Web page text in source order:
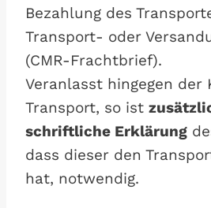
Bezahlung des
Transport- oder
(CMR-Frachtbrief).
Veranlasst hingegen der
Transport, so ist
schriftliche Erklärung
dass dieser den
hat, notwendig.